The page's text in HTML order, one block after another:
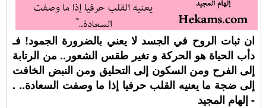
ان ثبات الروح في الجسد لا يعني بالضرورة الجمود! فـ
دأب الحياة هو الحركة و تغير طقس الشعور.. من الرتابة
إلى الفرح ومن السكون إلى التحليق ومن النبض الخافت
إلى ضجة ما يعنيه القلب حرفيا إذا ما وصفت السعادة.. ⁧‫.
- إلهام المجيد